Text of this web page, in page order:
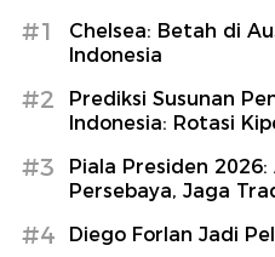
#1
Chelsea: Betah di
Indonesia
#2
Prediksi Susunan
Indonesia: Rotasi
#3
Piala Presiden
Persebaya, Jaga
#4 Diego Forlan Jadi